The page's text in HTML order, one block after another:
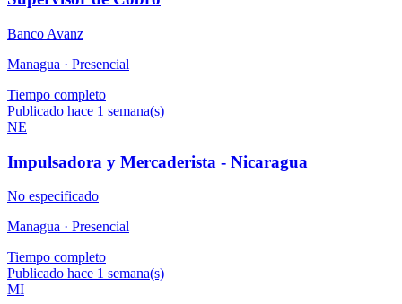
Banco Avanz
Managua · Presencial
Tiempo completo
Publicado hace 1 semana(s)
NE
Impulsadora y Mercaderista - Nicaragua
No especificado
Managua · Presencial
Tiempo completo
Publicado hace 1 semana(s)
MI